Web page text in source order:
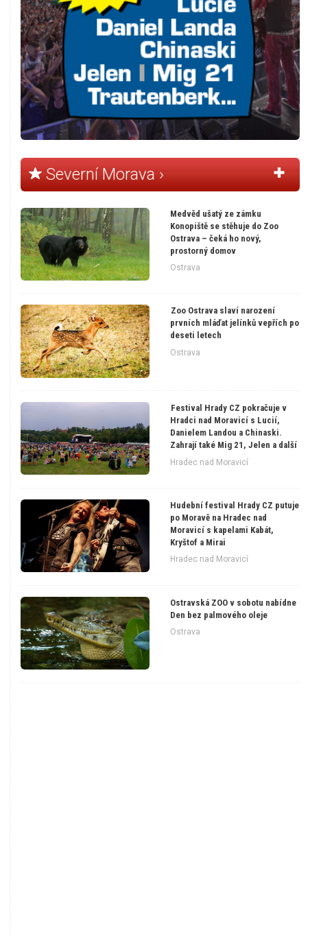
Severní Morava ›
Medvěd ušatý ze zámku
Konopiště se stěhuje do Zoo
Ostrava – čeká ho nový,
prostorný domov
Ostrava
Zoo Ostrava slaví narození
prvních mláďat jelínků vepřích po
deseti letech
Ostrava
Festival Hrady CZ pokračuje v
Hradci nad Moravicí s Lucií,
Danielem Landou a Chinaski.
Zahrají také Mig 21, Jelen a další
Hradec nad Moravicí
Hudební festival Hrady CZ putuje
po Moravě na Hradec nad
Moravicí s kapelami Kabát,
Kryštof a Mirai
Hradec nad Moravicí
Ostravská ZOO v sobotu nabídne
Den bez palmového oleje
Ostrava